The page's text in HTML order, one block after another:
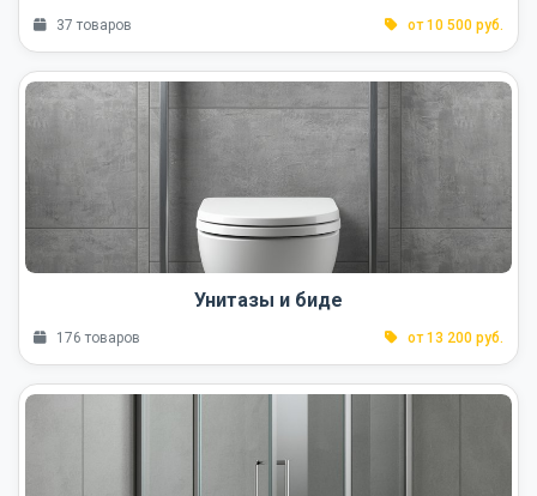
37 товаров от 10 500 руб.
Унитазы и биде
176 товаров от 13 200 руб.